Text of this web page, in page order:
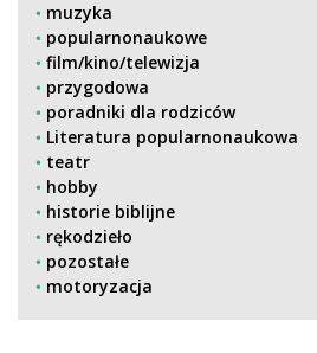
muzyka
popularnonaukowe
film/kino/telewizja
przygodowa
poradniki dla rodziców
Literatura popularnonaukowa
teatr
hobby
historie biblijne
rękodzieło
pozostałe
motoryzacja